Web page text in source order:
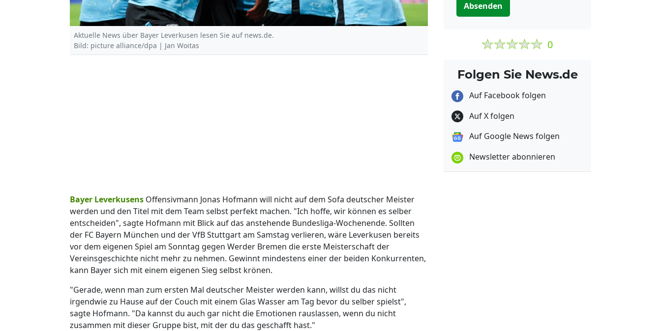
Aktuelle News über Bayer Leverkusen lesen Sie auf news.de.
Bild: picture alliance/dpa | Jan Woitas
Bayer Leverkusens Offensivmann Jonas Hofmann will nicht auf dem Sofa deutscher Meister
werden und den Titel mit dem Team selbst perfekt machen. "Ich hoffe, wir können es selber
entscheiden", sagte Hofmann mit Blick auf das anstehende Bundesliga-Wochenende. Sollten
der FC Bayern München und der VfB Stuttgart am Samstag verlieren, wäre Leverkusen bereits
vor dem eigenen Spiel am Sonntag gegen Werder Bremen die erste Meisterschaft der
Vereinsgeschichte nicht mehr zu nehmen. Gewinnt mindestens einer der beiden Konkurrenten,
kann Bayer sich mit einem eigenen Sieg selbst krönen.
"Gerade, wenn man zum ersten Mal deutscher Meister werden kann, willst du das nicht
irgendwie zu Hause auf der Couch mit einem Glas Wasser am Tag bevor du selber spielst",
sagte Hofmann. "Da kannst du auch gar nicht die Emotionen rauslassen, wenn du nicht
zusammen mit dieser Gruppe bist, mit der du das geschafft hast."
Absenden
0
Folgen Sie News.de
Auf Facebook folgen
Auf X folgen
Auf Google News folgen
Newsletter abonnieren